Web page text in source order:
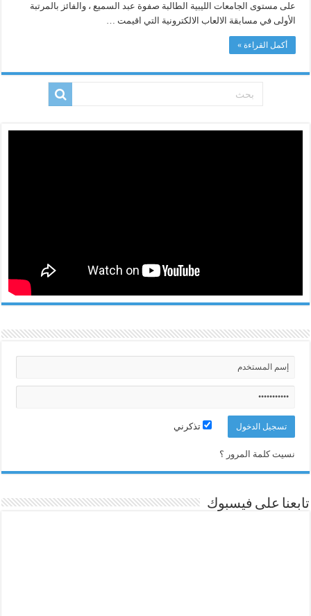
على مستوى الجامعات الليبية الطالبة صفوة عبد السميع ، والفائز بالمرتبة
الأولى في مسابقة الالعاب الالكترونية التي اقيمت …
أكمل القراءة »
تذكرني
نسيت كلمة المرور ؟
تابعنا على فيسبوك